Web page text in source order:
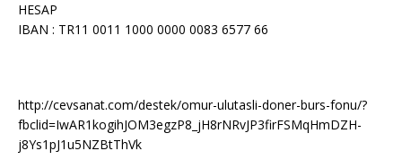
HESAP
IBAN : TR11 0011 1000 0000 0083 6577 66
http://cevsanat.com/destek/omur-ulutasli-doner-burs-fonu/?
fbclid=IwAR1kogihJOM3egzP8_jH8rNRvJP3firFSMqHmDZH-
j8Ys1pJ1u5NZBtThVk